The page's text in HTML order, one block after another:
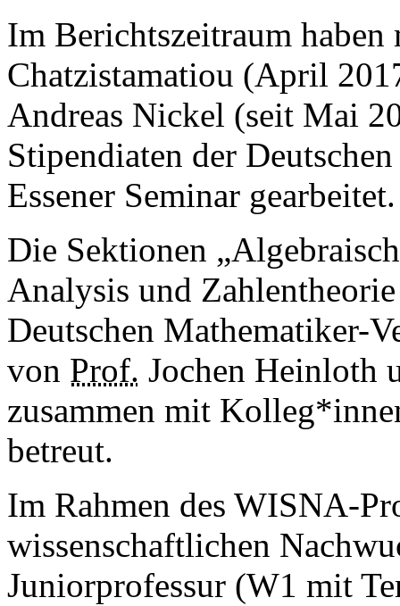
Im Berichtszeitraum
Chatzistamatiou (April
Andreas Nickel (seit Mai
Stipendiaten der
Essener Seminar gearbeitet.
Die Sektionen
Analysis und
Deutschen Mathematiker-
von Prof. Jochen Heinloth
zusammen mit
betreut.
Im Rahmen des WISNA-
wissenschaftlichen
Juniorprofessur (W1 mit